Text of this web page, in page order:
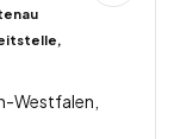
Westfalen,